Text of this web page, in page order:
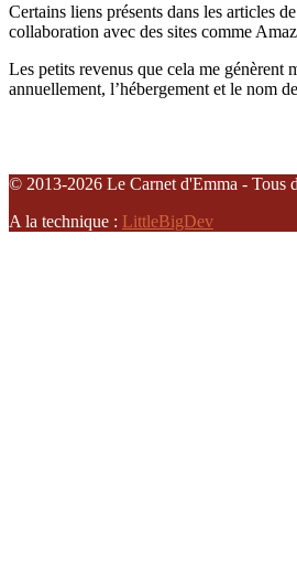
Certains liens présents dans les articles
collaboration avec des sites comme
Les petits revenus que cela me génèrent
annuellement, l’hébergement et le nom
© 2013-2026 Le Carnet d'Emma - Tous
A la technique : LittleBigDev